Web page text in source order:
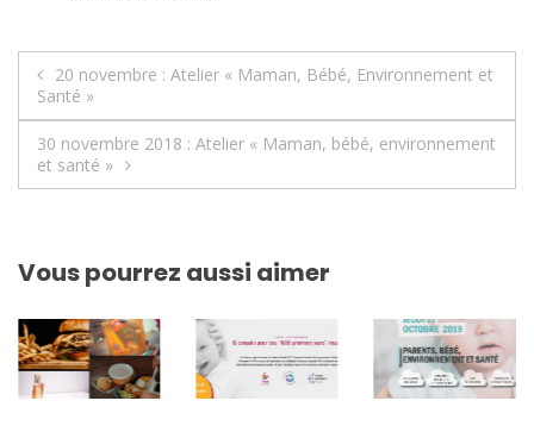
Navigation
de
l’article
20 novembre : Atelier « Maman, Bébé, Environnement et
Santé »
30 novembre 2018 : Atelier « Maman, bébé, environnement
et santé »
Vous pourrez aussi aimer